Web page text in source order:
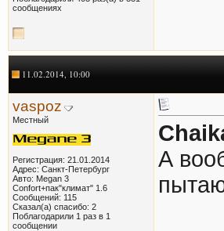
сообщениях
11.02.2014, 10:00
vaspoz
Местный
Регистрация: 21.01.2014
Адрес: Санкт-Петербург
Авто: Megan 3
Confort+пак"климат" 1.6
Сообщений: 115
Сказал(а) спасибо: 2
Поблагодарили 1 раз в 1
сообщении
А